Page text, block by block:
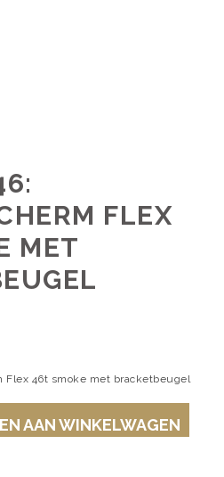
FLEX
MET
Flex 46t smoke met bracketbeugel
AAN WINKELWAGEN